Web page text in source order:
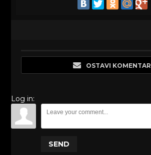
OSTAVI KOMENTAR
Log in:
SEND